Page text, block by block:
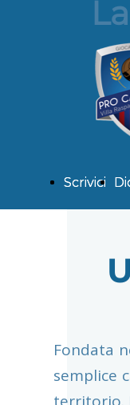
Scrivici
Scrivici
Fondata
semplice